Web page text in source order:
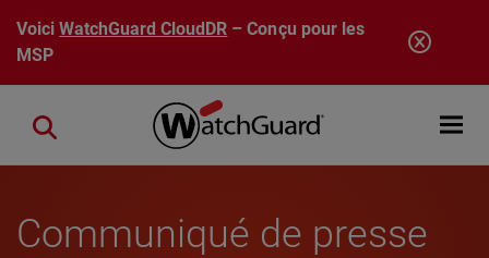
Aller au contenu principal
VoiciWatchGuard CloudDR – Conçu pour les
MSP
Open
Close search
Communiqué de presse